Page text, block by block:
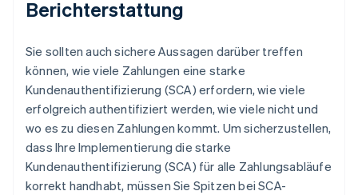
Berichterstattung
Sie sollten auch sichere Aussagen darüber treffen
können, wie viele Zahlungen eine starke
Kundenauthentifizierung (SCA) erfordern, wie viele
erfolgreich authentifiziert werden, wie viele nicht und
wo es zu diesen Zahlungen kommt. Um sicherzustellen,
dass Ihre Implementierung die starke
Kundenauthentifizierung (SCA) für alle Zahlungsabläufe
korrekt handhabt, müssen Sie Spitzen bei SCA-
English
Brasilien
PortuguêsEnglish
Bulgarien
English
Dänemark
English
Deutschland
DeutschEnglish
Estland